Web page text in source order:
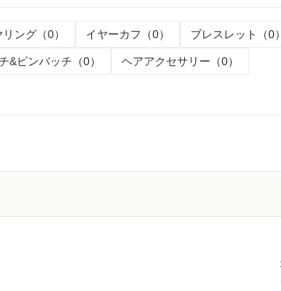
ング（0） イヤーカフ（0） ブレスレット（0）
&ピンバッチ（0） ヘアアクセサリー（0）